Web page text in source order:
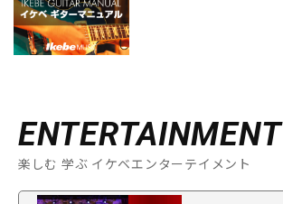
ENTERTAINMENT
楽しむ 学ぶ イケベエンターテイメント